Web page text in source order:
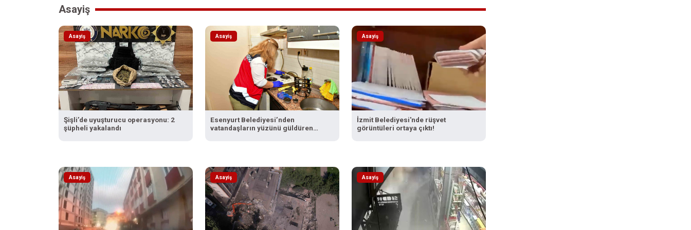
Asayiş
Asayiş
Şişli’de uyuşturucu operasyonu: 2
şüpheli yakalandı
Asayiş
Esenyurt Belediyesi’nden
vatandaşların yüzünü güldüren
Asayiş
İzmit Belediyesi'nde rüşvet
görüntüleri ortaya çıktı!
Asayiş Asayiş Asayiş